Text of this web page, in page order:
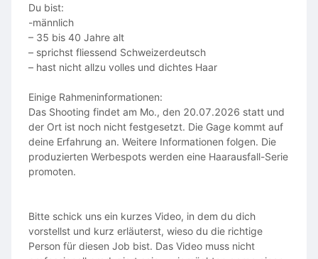
Du bist:
-männlich
– 35 bis 40 Jahre alt
– sprichst fliessend Schweizerdeutsch
– hast nicht allzu volles und dichtes Haar
Einige Rahmeninformationen:
Das Shooting findet am Mo., den 20.07.2026 statt und
der Ort ist noch nicht festgesetzt. Die Gage kommt auf
deine Erfahrung an. Weitere Informationen folgen. Die
produzierten Werbespots werden eine Haarausfall-Serie
promoten.
Bitte schick uns ein kurzes Video, in dem du dich
vorstellst und kurz erläuterst, wieso du die richtige
Person für diesen Job bist. Das Video muss nicht